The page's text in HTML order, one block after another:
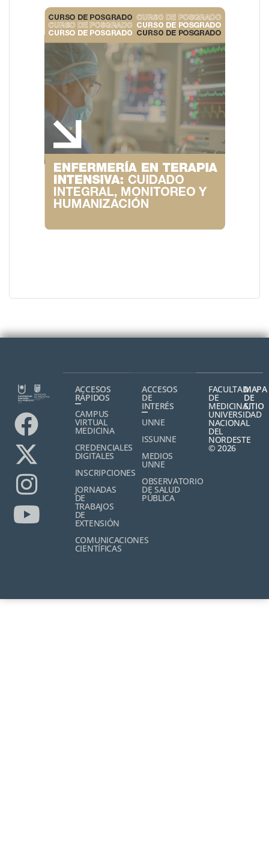
ACCESOS
RÁPIDOS
CAMPUS
VIRTUAL
MEDICINA
CREDENCIALES
DIGITALES
INSCRIPCIONES
JORNADAS
DE
TRABAJOS
DE
EXTENSIÓN
COMUNICACIONES
CIENTÍFICAS
ACCESOS
DE
INTERÉS
UNNE
ISSUNNE
MEDIOS
UNNE
OBSERVATORIO
DE SALUD
PÚBLICA
FACULTAD
DE
MEDICINA,
UNIVERSIDAD
NACIONAL
DEL
NORDESTE
© 2026
MAPA
DE
SITIO